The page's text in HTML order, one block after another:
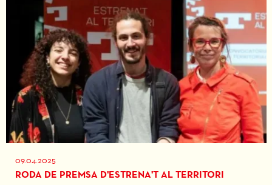
09.04.2025
RODA DE PREMSA D'ESTRENA'T AL TERRITORI